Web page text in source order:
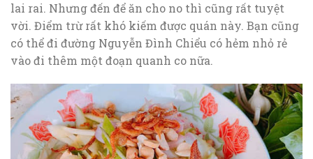
lai rai. Nhưng đến để ăn cho no thì cũng rất tuyệt
vời. Điểm trừ rất khó kiếm được quán này. Bạn cũng
có thể đi đường Nguyễn Đình Chiểu có hẻm nhỏ rẻ
vào đi thêm một đoạn quanh co nữa.